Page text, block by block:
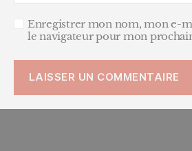
Enregistrer mon nom, mon e-
le navigateur pour mon